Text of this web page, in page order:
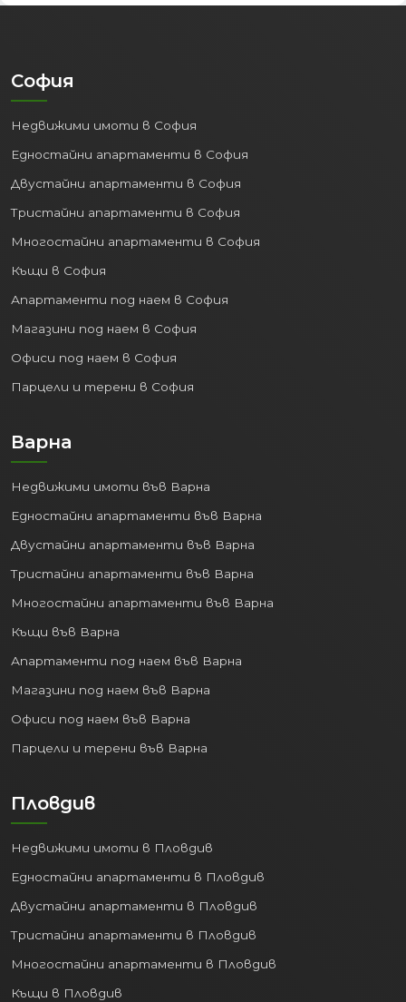
София
Недвижими имоти в София
Едностайни апартаменти в София
Двустайни апартаменти в София
Тристайни апартаменти в София
Многостайни апартаменти в София
Къщи в София
Апартаменти под наем в София
Магазини под наем в София
Офиси под наем в София
Парцели и терени в София
Варна
Недвижими имоти във Варна
Едностайни апартаменти във Варна
Двустайни апартаменти във Варна
Тристайни апартаменти във Варна
Многостайни апартаменти във Варна
Къщи във Варна
Апартаменти под наем във Варна
Магазини под наем във Варна
Офиси под наем във Варна
Парцели и терени във Варна
Пловдив
Недвижими имоти в Пловдив
Едностайни апартаменти в Пловдив
Двустайни апартаменти в Пловдив
Тристайни апартаменти в Пловдив
Многостайни апартаменти в Пловдив
Къщи в Пловдив